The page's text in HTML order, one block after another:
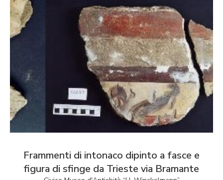
Frammenti di intonaco dipinto a fasce e
figura di sfinge da Trieste via Bramante